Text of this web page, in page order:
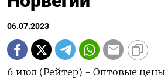
06.07.2023
6 июл (Рейтер) - Оптовые цены